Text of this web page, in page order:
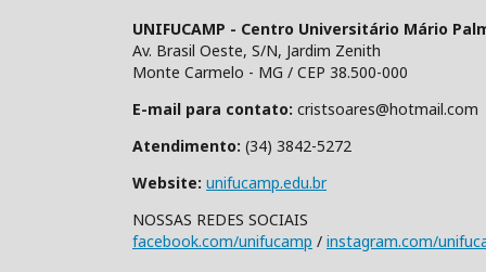
UNIFUCAMP - Centro Universitário Mário
Av. Brasil Oeste, S/N, Jardim Zenith
Monte Carmelo - MG / CEP 38.500-000
E-mail para contato: cristsoares@hotmail.com
Atendimento: (34) 3842-5272
Website: unifucamp.edu.br
NOSSAS REDES SOCIAIS
facebook.com/unifucamp / instagram.com/